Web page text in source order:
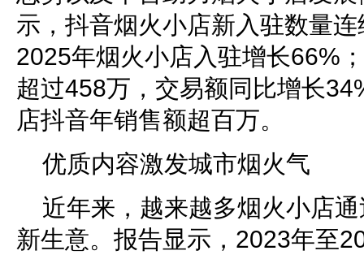
示，抖音烟火小店新入驻数量
2025年烟火小店入驻增长66%
超过458万，交易额同比增长
店抖音年销售额超百万。
优质内容激发城市烟火气
近年来，越来越多烟火小店
新生意。报告显示，2023年至